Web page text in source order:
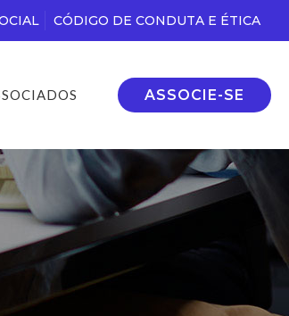
CÓDIGO DE CONDUTA E ÉTICA
ASSOCIE-SE